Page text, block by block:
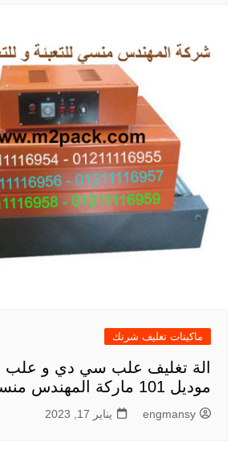
ماكينات تغليف شرنك
الة تغليف علب سي دي و
موديل 101 ماركة المهندس منسى
engmansy يناير 17, 2023